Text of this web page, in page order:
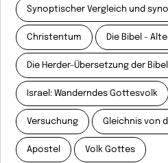
Synoptischer Vergleich und
Christentum Die Bibel -
Die Herder-Übersetzung der Bibel
Israel: Wanderndes Gottesvolk
Versuchung Gleichnis von
Apostel Volk Gottes